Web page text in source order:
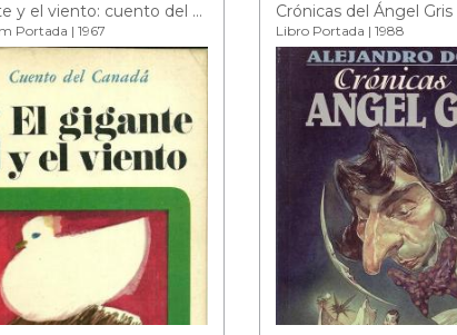
El gigante y el viento: cuento del Canadá
Portada | 1967
Crónicas del Ángel Gris
Libro Portada | 1988